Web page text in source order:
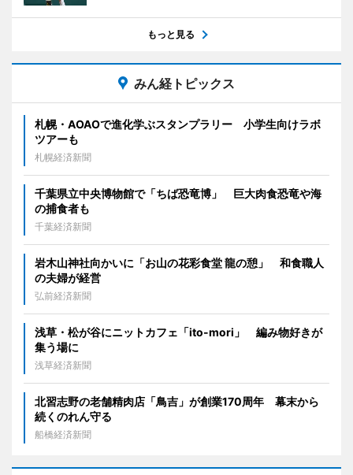
もっと見る
みん経トピックス
札幌・AOAOで進化学ぶスタンプラリー 小学生向けラボ
ツアーも
札幌経済新聞
千葉県立中央博物館で「ちば恐竜博」 巨大肉食恐竜や海
の捕食者も
千葉経済新聞
岩木山神社向かいに「お山の花彩食堂 龍の憩」 和食職人
の夫婦が経営
弘前経済新聞
浅草・松が谷にニットカフェ「ito-mori」 編み物好きが
集う場に
浅草経済新聞
北習志野の老舗精肉店「鳥吉」が創業170周年 幕末から
続くのれん守る
船橋経済新聞